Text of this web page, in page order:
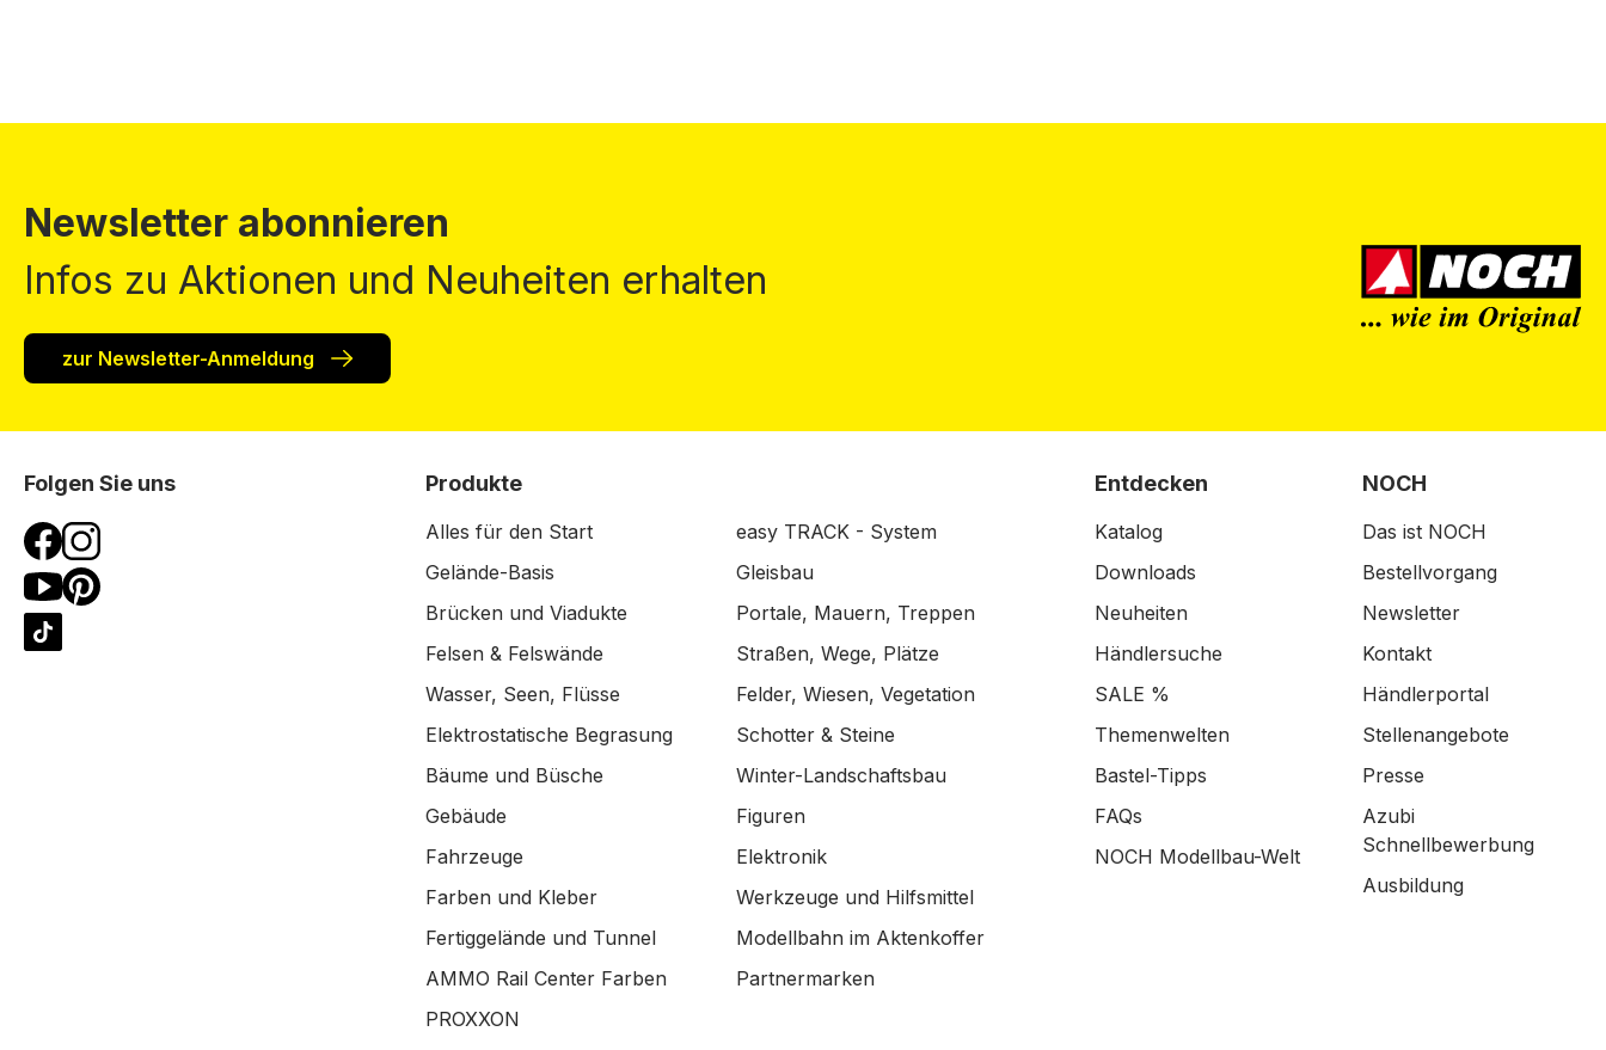
Newsletter abonnieren
Infos zu Aktionen und Neuheiten erhalten
zur Newsletter-Anmeldung
Folgen Sie uns Produkte
Alles für den Start
easy TRACK - System
Gelände-Basis
Gleisbau
Brücken und Viadukte
Portale, Mauern, Treppen
Felsen & Felswände
Straßen, Wege, Plätze
Wasser, Seen, Flüsse
Felder, Wiesen, Vegetation
Elektrostatische Begrasung
Schotter & Steine
Bäume und Büsche
Winter-Landschaftsbau
Gebäude
Figuren
Fahrzeuge
Elektronik
Farben und Kleber
Werkzeuge und Hilfsmittel
Fertiggelände und Tunnel
Modellbahn im Aktenkoffer
AMMO Rail Center Farben
Partnermarken
PROXXON
Entdecken
Katalog
Downloads
Neuheiten
Händlersuche
SALE %
Themenwelten
Bastel-Tipps
FAQs
NOCH Modellbau-Welt
NOCH
Das ist NOCH
Bestellvorgang
Newsletter
Kontakt
Händlerportal
Stellenangebote
Presse
Azubi
Schnellbewerbung
Ausbildung